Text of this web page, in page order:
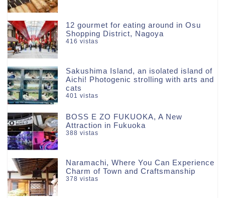
12 gourmet for eating around in Osu
Shopping District, Nagoya
416 vistas
Sakushima Island, an isolated island of
Aichi! Photogenic strolling with arts and
cats
401 vistas
BOSS E ZO FUKUOKA, A New
Attraction in Fukuoka
388 vistas
Naramachi, Where You Can Experience
Charm of Town and Craftsmanship
378 vistas